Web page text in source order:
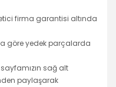
firma garantisi altında
göre yedek parçalarda
sağ alt
paylaşarak